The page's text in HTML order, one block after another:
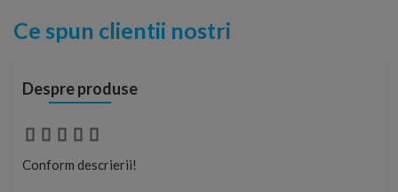
Ce spun clientii nostri
Despre produse
Conform descrierii!